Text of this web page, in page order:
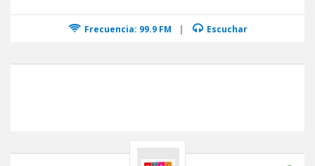
Frecuencia: 99.9 FM | Escuchar